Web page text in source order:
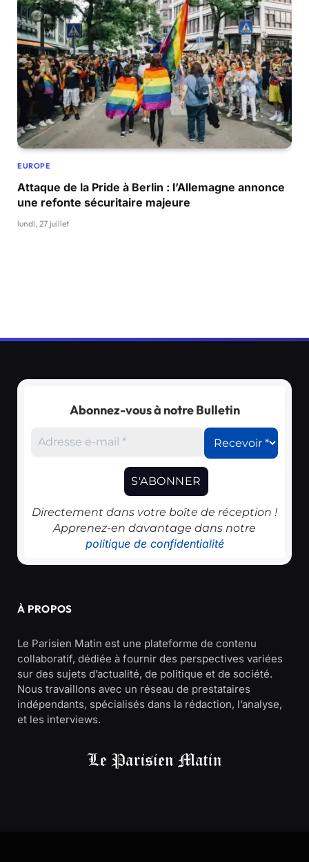
EUROPE
Attaque de la Pride à Berlin : l’Allemagne annonce
une refonte sécuritaire majeure
lundi, 27 juillet
Abonnez-vous à notre Bulletin
Directement dans votre boîte de réception !
Apprenez-en davantage dans notre
politique de confidentialité
À PROPOS
Le Parisien Matin est une plateforme de contenu
collaboratif, dédiée à fournir des perspectives variées
sur des sujets d’actualité, de politique et de société.
Nous travaillons avec un réseau de prestataires
indépendants, spécialisés dans la rédaction, l’analyse,
et les interviews.